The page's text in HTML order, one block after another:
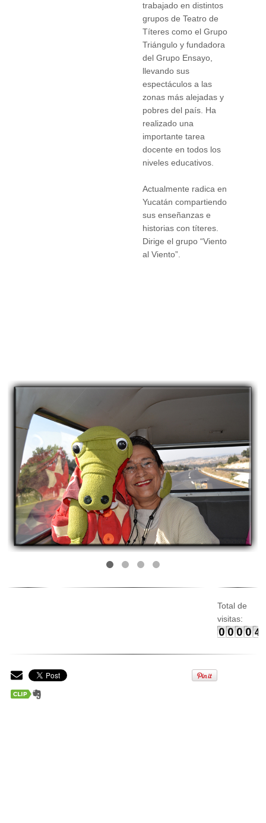
trabajado en distintos
grupos de Teatro de
Títeres como el Grupo
Triángulo y fundadora
del Grupo Ensayo,
llevando sus
espectáculos a las
zonas más alejadas y
pobres del país. Ha
realizado una
importante tarea
docente en todos los
niveles educativos.
Actualmente radica en
Yucatán compartiendo
sus enseñanzas e
historias con títeres.
Dirige el grupo “Viento
al Viento”.
Total de
visitas: